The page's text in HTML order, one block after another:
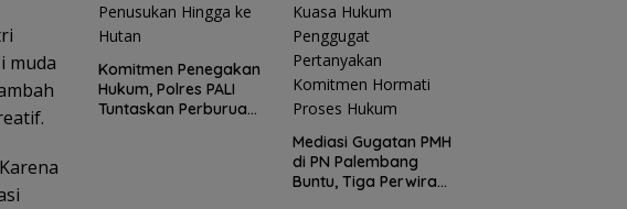
muda
Komitmen Penegakan
Hukum, Polres PALI
Tuntaskan Perburuan
Mediasi Gugatan PMH
di PN Palembang
Buntu, Tiga Perwira